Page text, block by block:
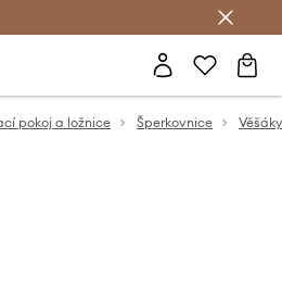
pokoj a ložnice Šperkovnice